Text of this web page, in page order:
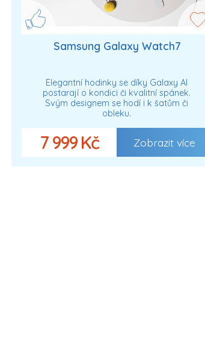
Samsung Galaxy Watch7
Elegantní hodinky se díky Galaxy AI
postarají o kondici či kvalitní spánek.
Svým designem se hodí i k šatům či
obleku.
7 999 Kč Zobrazit více